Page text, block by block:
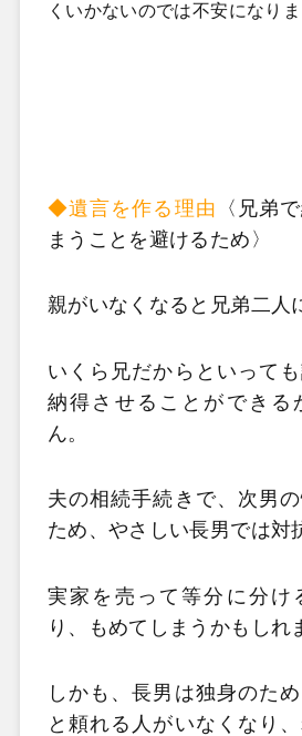
くいかないのでは不安になりま
◆遺言を作る理由 〈兄弟
まうことを避けるため〉
親がいなくなると兄弟二人
いくら兄だからといって
納得させることができる
ん。
夫の相続手続きで、次男
ため、やさしい長男では対
実家を売って等分に分け
り、もめてしまうかもしれ
しかも、長男は独身のた
と頼れる人がいなくなり